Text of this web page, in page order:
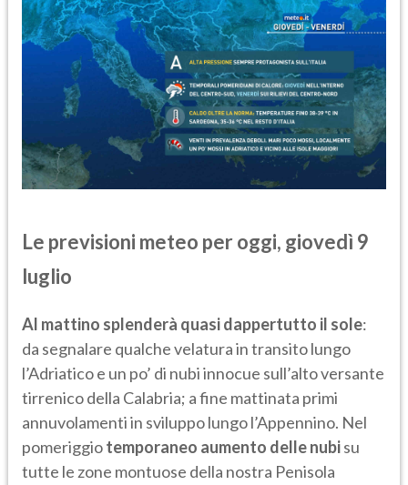
Le previsioni meteo per oggi, giovedì 9
luglio
Al mattino splenderà quasi dappertutto il sole:
da segnalare qualche velatura in transito lungo
l’Adriatico e un po’ di nubi innocue sull’alto versante
tirrenico della Calabria; a fine mattinata primi
annuvolamenti in sviluppo lungo l’Appennino. Nel
pomeriggiotemporaneo aumento delle nubisu
tutte le zone montuose della nostra Penisola